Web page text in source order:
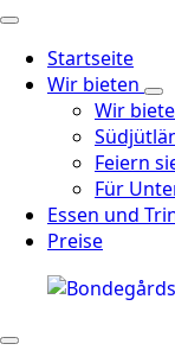
Startseite
Wir bieten
Wir
Feiern
Für
Essen und
Preise